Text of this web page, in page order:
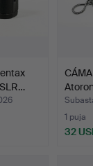
1 puja
32